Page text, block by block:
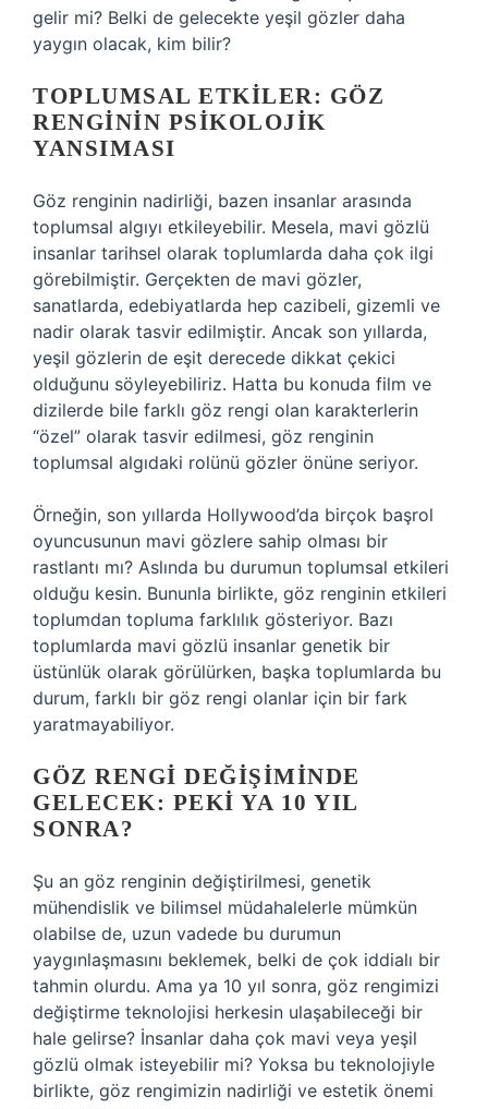
gelir mi? Belki de gelecekte yeşil gözler daha
yaygın olacak, kim bilir?
TOPLUMSAL ETKILER: GÖZ
RENGININ PSIKOLOJIK
YANSIMASI
Göz renginin nadirliği, bazen insanlar arasında
toplumsal algıyı etkileyebilir. Mesela, mavi gözlü
insanlar tarihsel olarak toplumlarda daha çok ilgi
görebilmiştir. Gerçekten de mavi gözler,
sanatlarda, edebiyatlarda hep cazibeli, gizemli ve
nadir olarak tasvir edilmiştir. Ancak son yıllarda,
yeşil gözlerin de eşit derecede dikkat çekici
olduğunu söyleyebiliriz. Hatta bu konuda film ve
dizilerde bile farklı göz rengi olan karakterlerin
“özel” olarak tasvir edilmesi, göz renginin
toplumsal algıdaki rolünü gözler önüne seriyor.
Örneğin, son yıllarda Hollywood’da birçok başrol
oyuncusunun mavi gözlere sahip olması bir
rastlantı mı? Aslında bu durumun toplumsal etkileri
olduğu kesin. Bununla birlikte, göz renginin etkileri
toplumdan topluma farklılık gösteriyor. Bazı
toplumlarda mavi gözlü insanlar genetik bir
üstünlük olarak görülürken, başka toplumlarda bu
durum, farklı bir göz rengi olanlar için bir fark
yaratmayabiliyor.
GÖZ RENGI DEĞIŞIMINDE
GELECEK: PEKI YA 10 YIL
SONRA?
Şu an göz renginin değiştirilmesi, genetik
mühendislik ve bilimsel müdahalelerle mümkün
olabilse de, uzun vadede bu durumun
yaygınlaşmasını beklemek, belki de çok iddialı bir
tahmin olurdu. Ama ya 10 yıl sonra, göz rengimizi
değiştirme teknolojisi herkesin ulaşabileceği bir
hale gelirse? İnsanlar daha çok mavi veya yeşil
gözlü olmak isteyebilir mi? Yoksa bu teknolojiyle
birlikte, göz rengimizin nadirliği ve estetik önemi